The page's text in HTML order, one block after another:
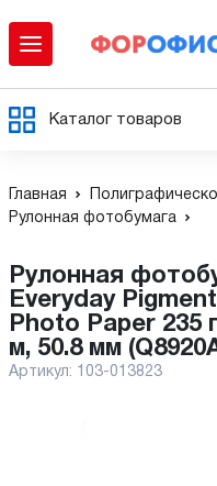
Каталог товаров
Главная
Рулонная фотобумага
Рулонная фотобумага HP
Everyday
Photo Paper 235
м, 50.8 мм
Артикул: 103-013823